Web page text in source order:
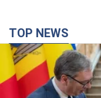
TOP NEWS